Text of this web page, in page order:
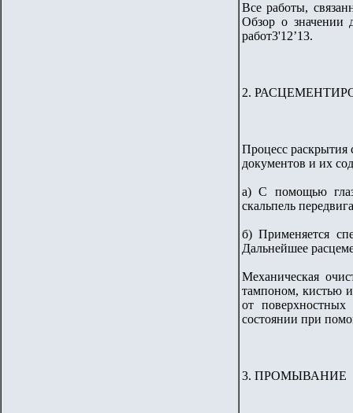
Все работы,
Обзор о значении
работ3'12’13.
2.
Процесс раскрытия
документов и их
а) С помощью
скальпель
б) Применяется
Дальнейшее
Механическая
тампоном, кистью
от
состоянии при
3. ПРОМЫВАНИЕ